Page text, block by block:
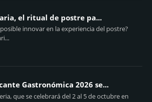
el ritual de postre pa...
posible innovar en la experiencia del postre?
Gastronómica 2026 se...
que se celebrará del 2 al 5 de octubre en